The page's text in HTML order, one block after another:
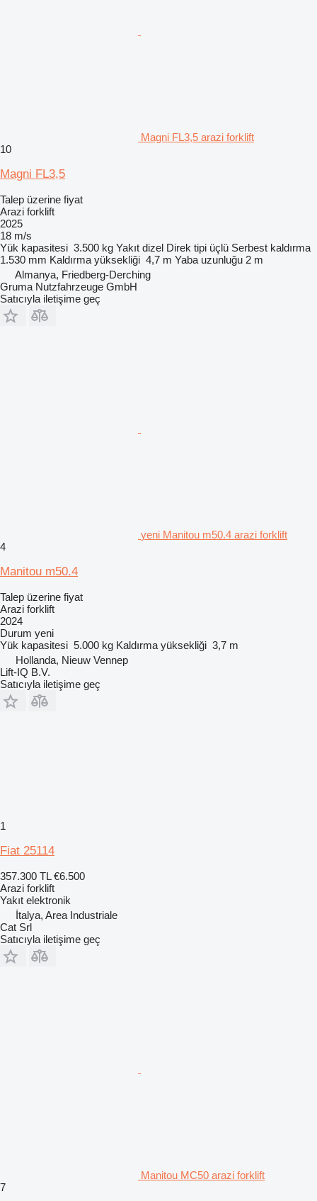
Magni FL3,5 arazi forklift
10
Magni FL3,5
Talep üzerine fiyat
Arazi forklift
2025
18 m/s
Yük kapasitesi 3.500 kg Yakıt dizel Direk tipi üçlü Serbest kaldırma
1.530 mm Kaldırma yüksekliği 4,7 m Yaba uzunluğu 2 m
Almanya, Friedberg-Derching
Gruma Nutzfahrzeuge GmbH
Satıcıyla iletişime geç
yeni Manitou m50.4 arazi forklift
4
Manitou m50.4
Talep üzerine fiyat
Arazi forklift
2024
Durum yeni
Yük kapasitesi 5.000 kg Kaldırma yüksekliği 3,7 m
Hollanda, Nieuw Vennep
Lift-IQ B.V.
Satıcıyla iletişime geç
1
Fiat 25114
357.300 TL €6.500
Arazi forklift
Yakıt elektronik
İtalya, Area Industriale
Cat Srl
Satıcıyla iletişime geç
Manitou MC50 arazi forklift
7